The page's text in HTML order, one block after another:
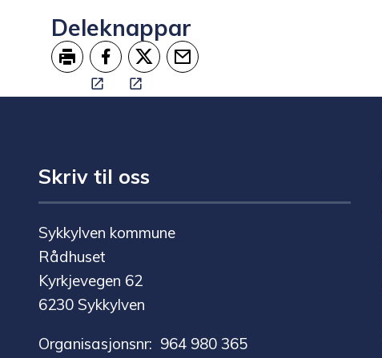
Deleknappar
Skriv utDel på Facebook
Del på Twitter
Skriv til oss
Sykkylven kommune
Rådhuset
Kyrkjevegen 62
6230 Sykkylven
Organisasjonsnr: 964 980 365